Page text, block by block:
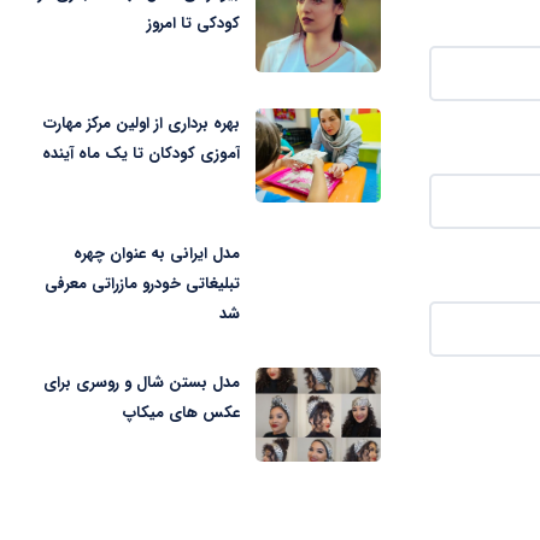
کودکی تا امروز
بهره برداری از اولین مرکز مهارت
آموزی کودکان تا یک ماه آینده
مدل ایرانی به عنوان چهره
تبلیغاتی خودرو مازراتی معرفی
شد
مدل بستن شال و روسری برای
عکس های میکاپ